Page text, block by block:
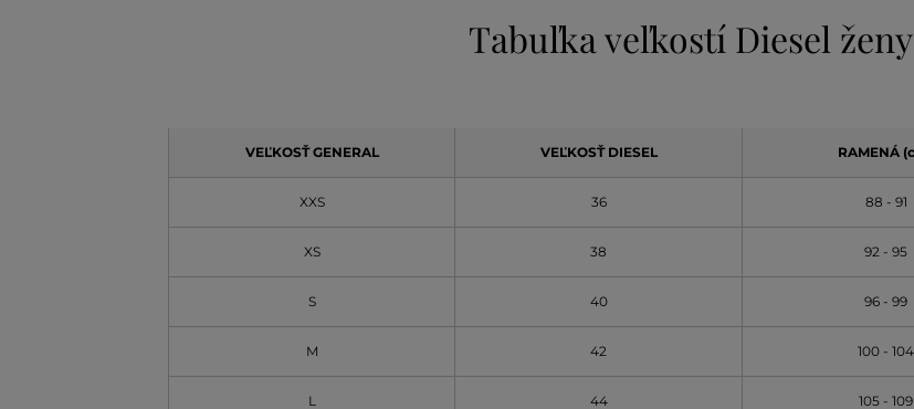
Tabuľka veľkostí Diesel
VEĽKOSŤ GENERAL VEĽKOSŤ DIESEL RAMENÁ
XXS 36 88 - 91
XS 38 92 - 95
S 40 96 - 99
M 42 100 - 104
L 44 105 - 109